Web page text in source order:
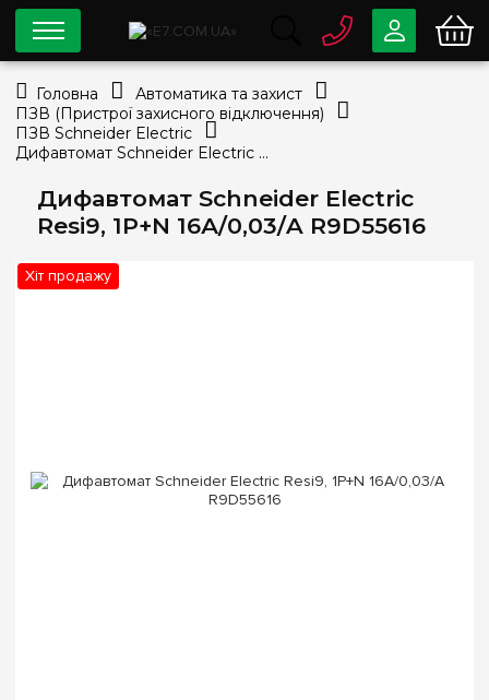
Дифавтомат Schneider Electric
Resi9, 1P+N 16А/0,03/A R9D55616
Хіт продажу
0 800 33-63-07
Безкоштовно
info@e7.com.ua
044
Viber Telegram
Головна
Автоматика та захист
ПЗВ (Пристрої захисного відключення)
ПЗВ Schneider Electric
Дифавтомат Schneider Electric Resi9, 1P+N 16А/0,03/A R9D55616